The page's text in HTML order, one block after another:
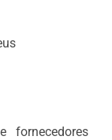
fornecedores